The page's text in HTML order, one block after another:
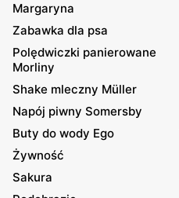
Margaryna
Zabawka dla psa
Polędwiczki panierowane
Morliny
Shake mleczny Müller
Napój piwny Somersby
Buty do wody Ego
Żywność
Sakura